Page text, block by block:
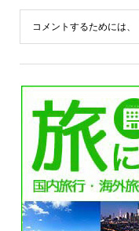
コメントするためには、